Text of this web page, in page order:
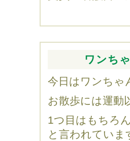
ワンち
今日はワンちゃ
お散歩には運動
1つ目はもちろ
と言われていま